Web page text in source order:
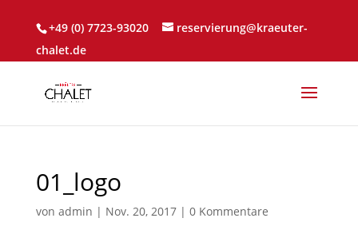
+49 (0) 7723-93020
reservierung@kraeuter-
chalet.de
01_logo
von admin | Nov. 20, 2017| 0 Kommentare